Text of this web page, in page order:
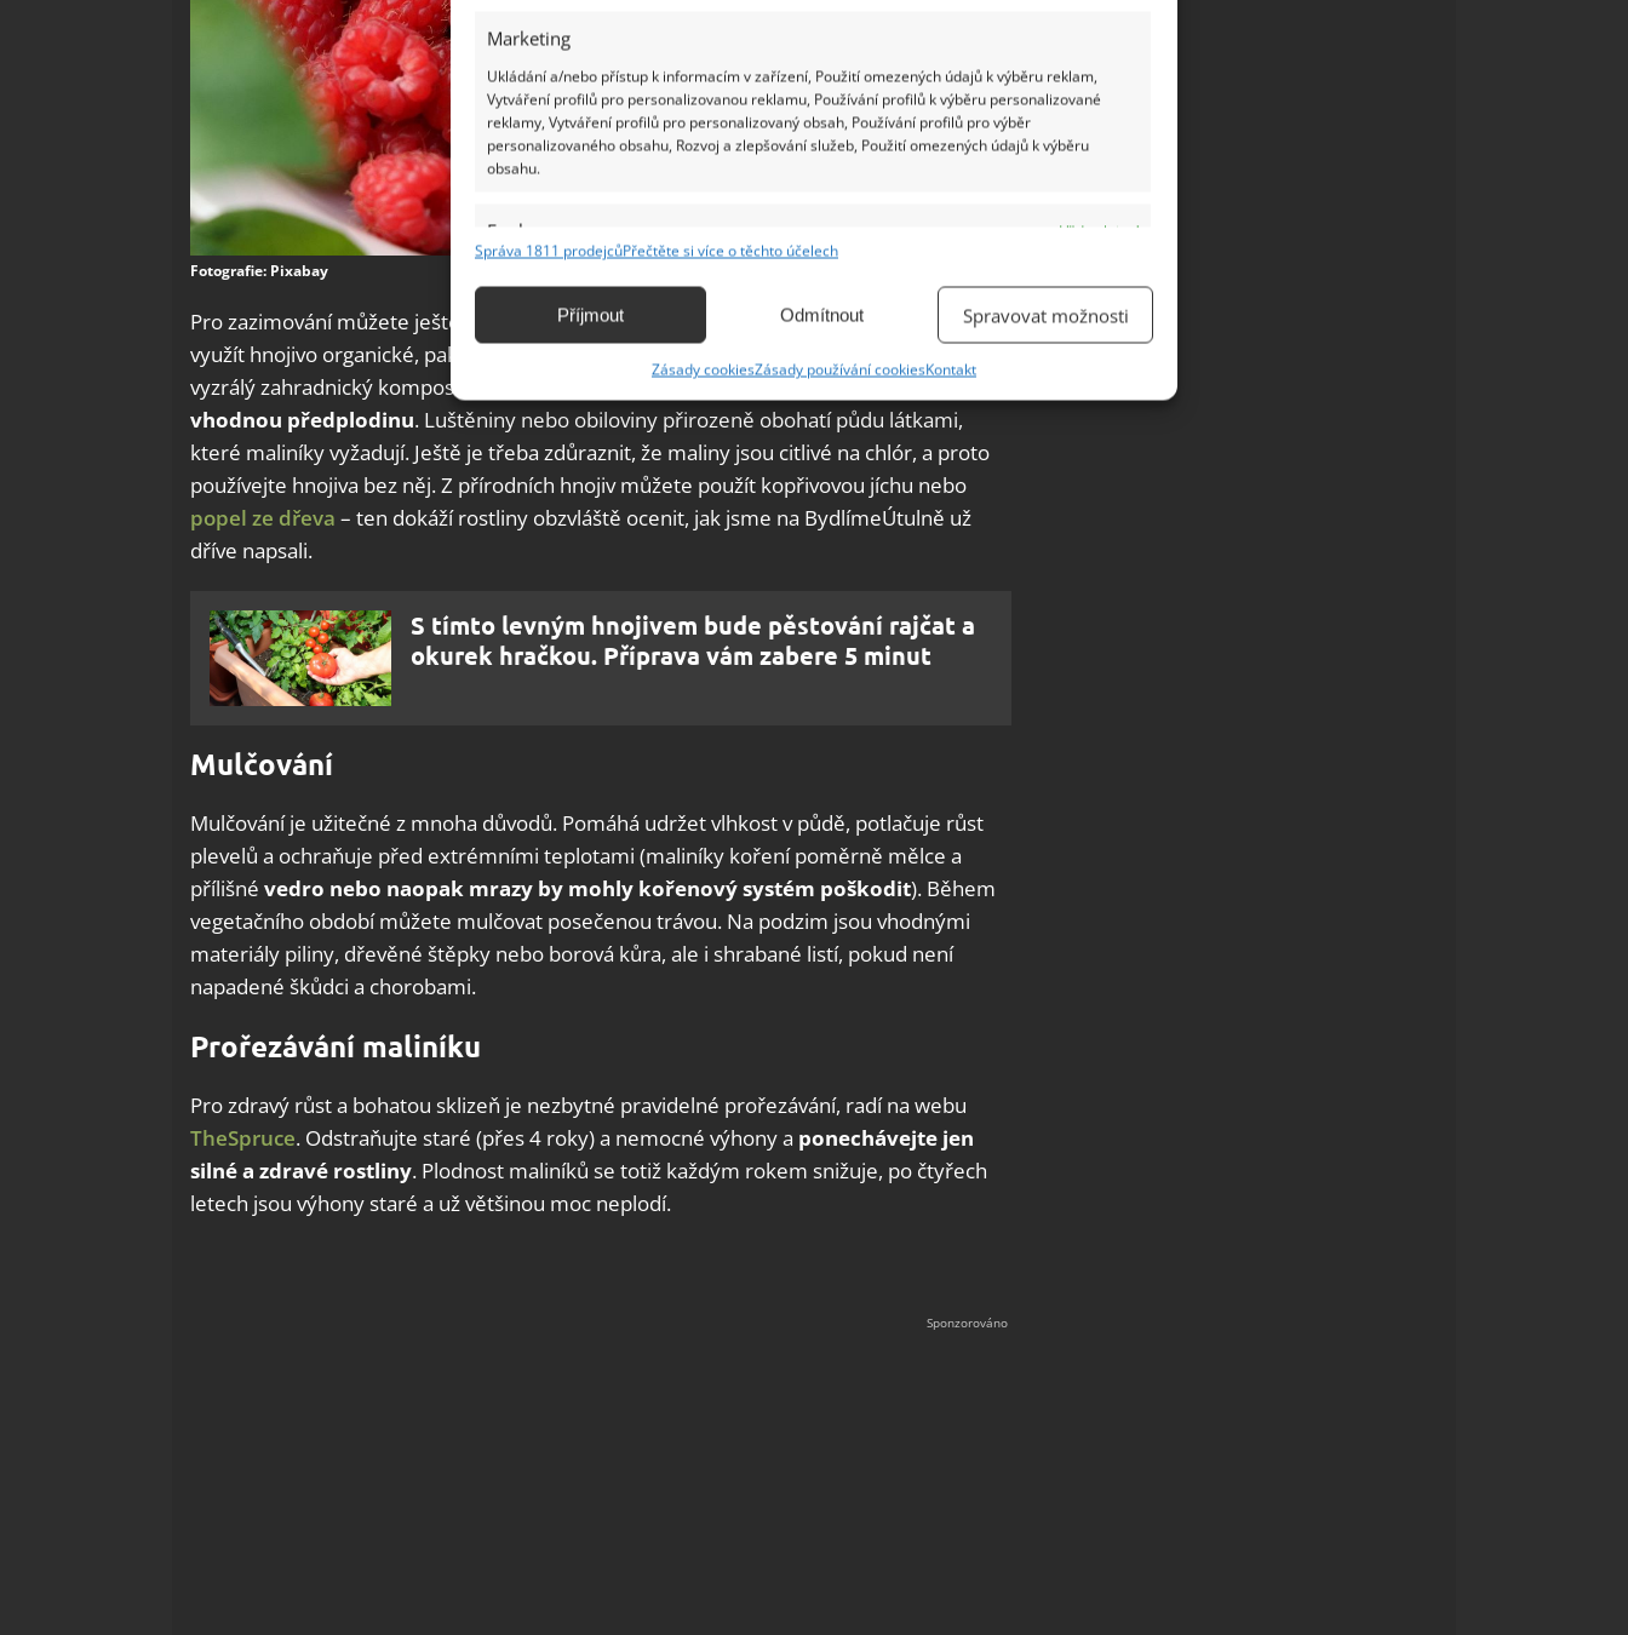
Marketing
Ukládání a/nebo přístup k informacím v zařízení, Použití omezených údajů k výběru reklam,
Vytváření profilů pro personalizovanou reklamu, Používání profilů k výběru personalizované
reklamy, Vytváření profilů pro personalizovaný obsah, Používání profilů pro výběr
personalizovaného obsahu, Rozvoj a zlepšování služeb, Použití omezených údajů k výběru
obsahu.
Funkce
Vždy aktivní
Identifikace zařízení na základě automaticky přenášených informací.
základě aktivně vyžádaných informací.
Zajištění bezpečnosti, předcházení a zjišťování podvodů a
odstraňování chyb, Poskytování a zobrazování reklamy a obsahu,
Ukládání a sdělování voleb ochrany osobních údajů.
Správa 1811 prodejcůPřečtěte si více o těchto účelech
Příjmout Odmítnout Spravovat možnosti
Zásady cookiesZásady používání cookiesKontakt
Fotografie: Pixabay
Pro zazimování můžete ještě přidat kompost. Chcete-li místo průmyslových hnojiv
využít hnojivo organické, pak každé 2–3 roky použijte uleželý koňský hnůj anebo dobře
vyzrálý zahradnický kompost. Kdybyste chtěli
záhon malin teprve zakládat, zvažte
vhodnou předplodinu. Luštěniny nebo obiloviny přirozeně obohatí půdu látkami,
které maliníky vyžadují. Ještě je třeba zdůraznit, že maliny jsou citlivé na chlór, a proto
používejte hnojiva bez něj. Z přírodních hnojiv můžete použít kopřivovou jíchu nebo
popel ze dřeva – ten dokáží rostliny obzvláště ocenit, jak jsme na BydlímeÚtulně už
dříve napsali.
S tímto levným hnojivem bude pěstování rajčat a
okurek hračkou. Příprava vám zabere 5 minut
Mulčování
Mulčování je užitečné z mnoha důvodů. Pomáhá udržet vlhkost v půdě, potlačuje růst
plevelů a ochraňuje před extrémními teplotami (maliníky koření poměrně mělce a
přílišné vedro nebo naopak mrazy by mohly kořenový systém poškodit). Během
vegetačního období můžete mulčovat posečenou trávou. Na podzim jsou vhodnými
materiály piliny, dřevěné štěpky nebo borová kůra, ale i shrabané listí, pokud není
napadené škůdci a chorobami.
Prořezávání maliníku
Pro zdravý růst a bohatou sklizeň je nezbytné pravidelné prořezávání, radí na webu
TheSpruce. Odstraňujte staré (přes 4 roky) a nemocné výhony a ponechávejte jen
silné a zdravé rostliny. Plodnost maliníků se totiž každým rokem snižuje, po čtyřech
letech jsou výhony staré a už většinou moc neplodí.